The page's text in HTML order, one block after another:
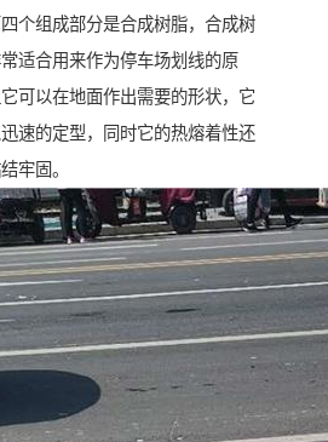
个组成部分是合成树脂，合成树
适合用来作为停车场划线的原
可以在地面作出需要的形状，它
速的定型，同时它的热熔着性还
牢固。